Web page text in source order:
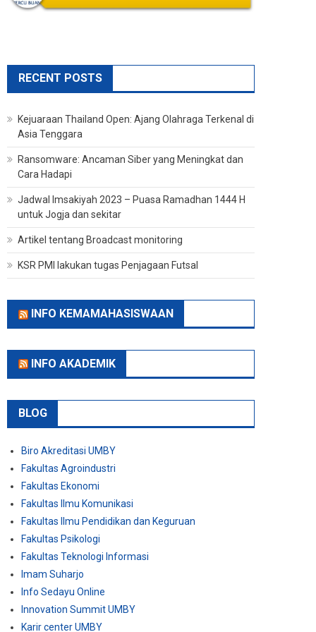
RECENT POSTS
Kejuaraan Thailand Open: Ajang Olahraga Terkenal di
Asia Tenggara
Ransomware: Ancaman Siber yang Meningkat dan
Cara Hadapi
Jadwal Imsakiyah 2023 – Puasa Ramadhan 1444 H
untuk Jogja dan sekitar
Artikel tentang Broadcast monitoring
KSR PMI lakukan tugas Penjagaan Futsal
INFO KEMAMAHASISWAAN
INFO AKADEMIK
BLOG
Biro Akreditasi UMBY
Fakultas Agroindustri
Fakultas Ekonomi
Fakultas Ilmu Komunikasi
Fakultas Ilmu Pendidikan dan Keguruan
Fakultas Psikologi
Fakultas Teknologi Informasi
Imam Suharjo
Info Sedayu Online
Innovation Summit UMBY
Karir center UMBY